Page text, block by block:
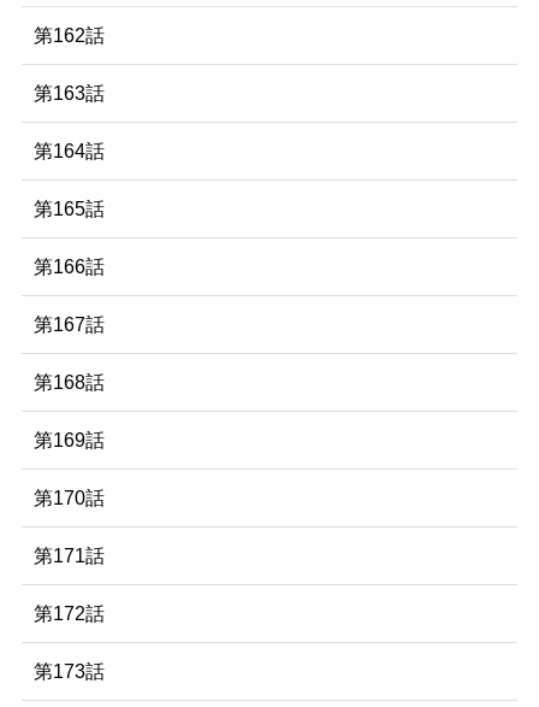
第162話
第163話
第164話
第165話
第166話
第167話
第168話
第169話
第170話
第171話
第172話
第173話